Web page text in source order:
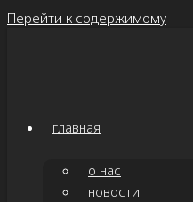
Перейти к содержимому
главная
о нас
новости